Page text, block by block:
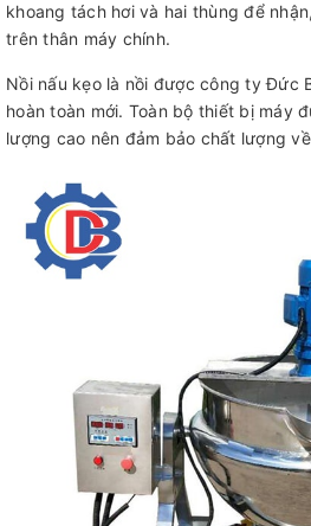
khoang tách hơi và hai thùng để
trên thân máy chính.
Nồi nấu kẹo là nồi được công ty Đức
hoàn toàn mới. Toàn bộ thiết bị máy
lượng cao nên đảm bảo chất lượng